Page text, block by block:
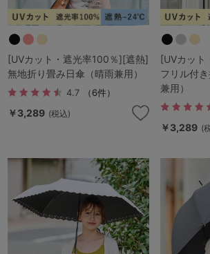
[UVカット・遮光率100％][遮熱]
無地折り畳み日傘（晴雨兼用）
4.7 （6件）
￥3,289 (税込)
[UVカット
フリル付
兼用）
￥3,289 (